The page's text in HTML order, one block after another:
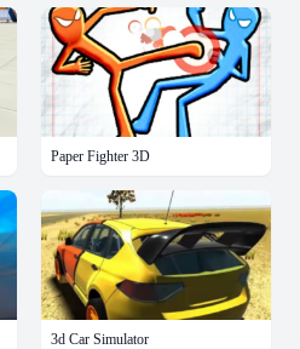
Paper Fighter 3D
3d Car Simulator